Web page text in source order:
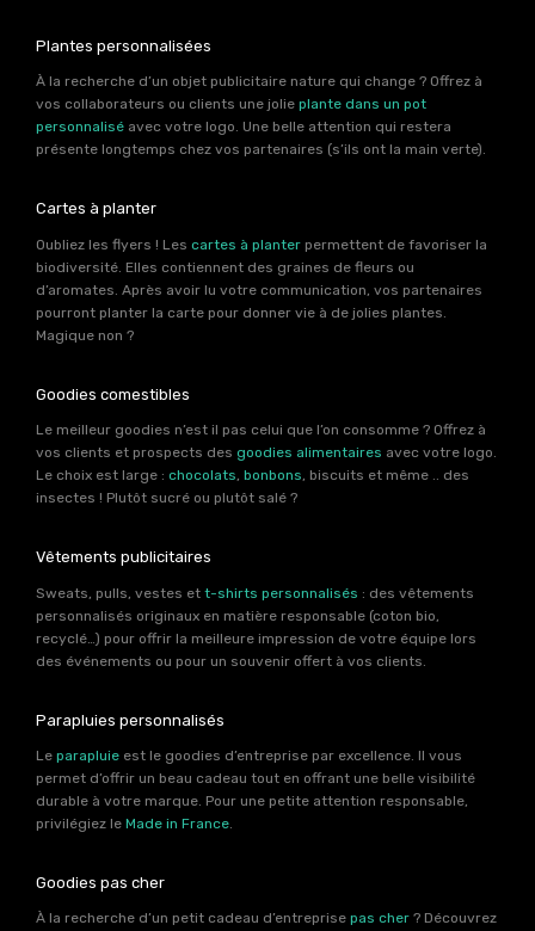
Plantes personnalisées
À la recherche d’un objet publicitaire nature qui change ? Offrez à
vos collaborateurs ou clients une jolie plante dans un pot
personnalisé avec votre logo. Une belle attention qui restera
présente longtemps chez vos partenaires (s’ils ont la main verte).
Cartes à planter
Oubliez les flyers ! Les cartes à planter permettent de favoriser la
biodiversité. Elles contiennent des graines de fleurs ou
d’aromates. Après avoir lu votre communication, vos partenaires
pourront planter la carte pour donner vie à de jolies plantes.
Magique non ?
Goodies comestibles
Le meilleur goodies n’est il pas celui que l’on consomme ? Offrez à
vos clients et prospects des goodies alimentaires avec votre logo.
Le choix est large : chocolats, bonbons, biscuits et même .. des
insectes ! Plutôt sucré ou plutôt salé ?
Vêtements publicitaires
Sweats, pulls, vestes et t-shirts personnalisés : des vêtements
personnalisés originaux en matière responsable (coton bio,
recyclé…) pour offrir la meilleure impression de votre équipe lors
des événements ou pour un souvenir offert à vos clients.
Parapluies personnalisés
Le parapluie est le goodies d’entreprise par excellence. Il vous
permet d’offrir un beau cadeau tout en offrant une belle visibilité
durable à votre marque. Pour une petite attention responsable,
privilégiez le Made in France.
Goodies pas cher
À la recherche d’un petit cadeau d’entreprise pas cher ? Découvrez